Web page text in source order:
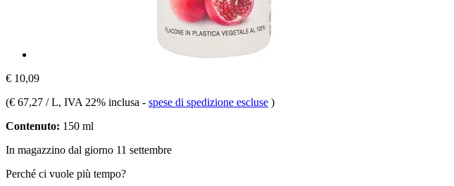
€ 10,09
(€ 67,27 / L, IVA 22% inclusa - spese di spedizione escluse )
Contenuto: 150 ml
In magazzino dal giorno 11 settembre
Perché ci vuole più tempo?